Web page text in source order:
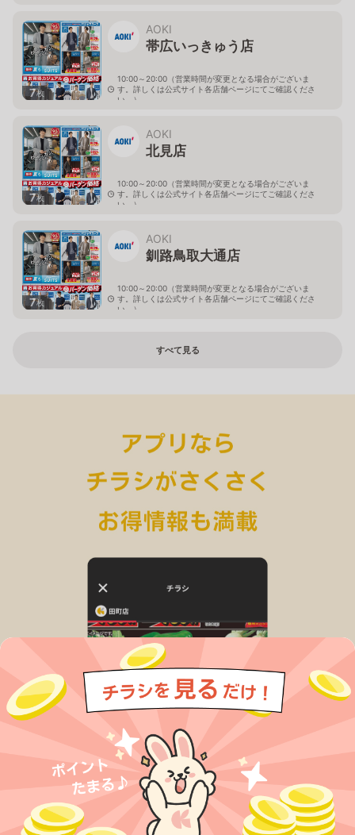
7枚
AOKI
帯広いっきゅう店
10:00～20:00（営業時間が変更となる場合がございま
す。詳しくは公式サイト各店舗ページにてご確認くださ
い。）
7枚
AOKI
北見店
10:00～20:00（営業時間が変更となる場合がございま
す。詳しくは公式サイト各店舗ページにてご確認くださ
い。）
7枚
AOKI
釧路鳥取大通店
10:00～20:00（営業時間が変更となる場合がございま
す。詳しくは公式サイト各店舗ページにてご確認くださ
い。）
すべて見る